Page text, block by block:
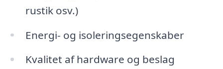
rustik osv.)
Energi- og isoleringsegenskaber
Kvalitet af hardware og beslag